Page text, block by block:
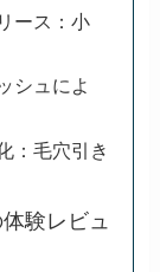
ース：小
シュによ
：毛穴引き
験レビュ